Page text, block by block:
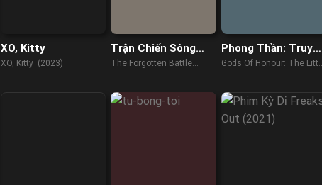
XO, Kitty
XO, Kitty (2023)
Trận Chiến Sông
Scheldt
The Forgotten Battle
Phong Thần: Truyền
Thuyết Nhân Ngư
Gods Of Honour: The Little